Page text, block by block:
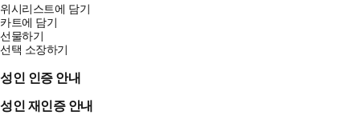
위시리스트에 담기
카트에 담기
선물하기
선택 소장하기
성인 인증 안내
성인 재인증 안내